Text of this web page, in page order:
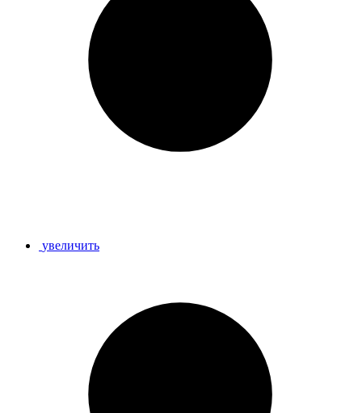
увеличить